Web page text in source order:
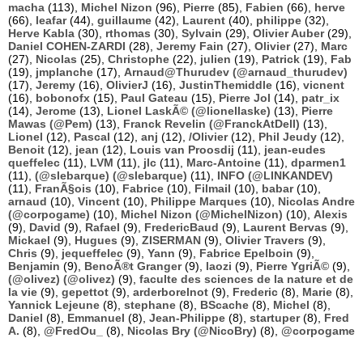
macha (113), Michel Nizon (96), Pierre (85), Fabien (66), herve
(66), leafar(44), guillaume (42), Laurent (40), philippe (32),
Herve Kabla (30), rthomas (30), Sylvain (29), Olivier Auber(29),
Daniel COHEN-ZARDI (28), Jeremy Fain (27), Olivier(27), Marc
(27), Nicolas (25), Christophe (22), julien (19), Patrick (19), Fab
(19), jmplanche (17), Arnaud@Thurudev (@arnaud_thurudev)
(17), Jeremy (16), OlivierJ (16), JustinThemiddle (16), vicnent
(16), bobonofx (15), Paul Gateau (15), Pierre Jol (14), patr_ix
(14), Jerome (13), Lionel LaskÃ© (@lionellaske) (13), Pierre
Mawas (@Pem) (13), Franck Revelin (@FranckAtDell) (13),
Lionel (12), Pascal (12), anj (12), /Olivier(12), Phil Jeudy (12),
Benoit (12), jean (12), Louis van Proosdij (11), jean-eudes
queffelec (11), LVM (11), jlc (11), Marc-Antoine (11), dparmen1
(11), (@slebarque) (@slebarque) (11), INFO (@LINKANDEV)
(11), FranÃ§ois (10), Fabrice (10), Filmail (10), babar(10),
arnaud (10), Vincent (10), Philippe Marques (10), Nicolas Andre
(@corpogame) (10), Michel Nizon (@MichelNizon) (10), Alexis
(9), David (9), Rafael (9), FredericBaud (9), Laurent Bervas (9),
Mickael (9), Hugues (9), ZISERMAN (9), Olivier Travers (9),
Chris (9), jequeffelec (9), Yann (9), Fabrice Epelboin (9),
Benjamin (9), BenoÃ®t Granger(9), laozi (9), Pierre YgriÃ© (9),
(@olivez) (@olivez) (9), faculte des sciences de la nature et de
la vie (9), gepettot (9), arderborelnot (9), Frederic (8), Marie (8),
Yannick Lejeune (8), stephane (8), BScache (8), Michel (8),
Daniel (8), Emmanuel (8), Jean-Philippe (8), startuper(8), Fred
A. (8), @FredOu_ (8), Nicolas Bry (@NicoBry) (8), @corpogame